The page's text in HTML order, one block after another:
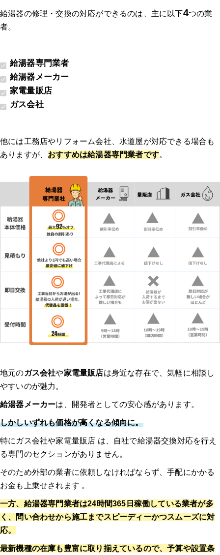
給湯器の修理・交換の対応ができるのは、主に以下4つの業
者。
給湯器専門業者
給湯器メーカー
家電量販店
ガス会社
他には工務店やリフォーム会社、水道屋が対応できる場合も
ありますが、 おすすめは給湯器専門業者です。
地元のガス会社や家電量販店は身近な存在で、気軽に相談し
やすいのが魅力。
給湯器メーカーは、開発者としての安心感があります。
しかしいずれも価格が高くなる傾向に。
特にガス会社や家電量販店 は、自社で給湯器交換対応を行え
る専門のセクションがありません。
そのため外部の業者に依頼しなければならず、手配にかかる
お金も上乗せされます 。
一方、給湯器専門業者は24時間365日稼働している業者が多
く、問い合わせから施工までスピーディーかつスムーズに対
応。
最新機種の在庫も豊富に取り揃えているので、予算や設置条